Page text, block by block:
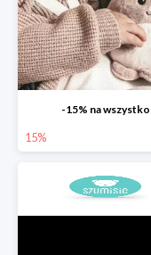
-15% na wszystko
15%